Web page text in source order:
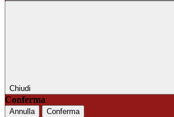
Chiudi
Conferma
Annulla Conferma